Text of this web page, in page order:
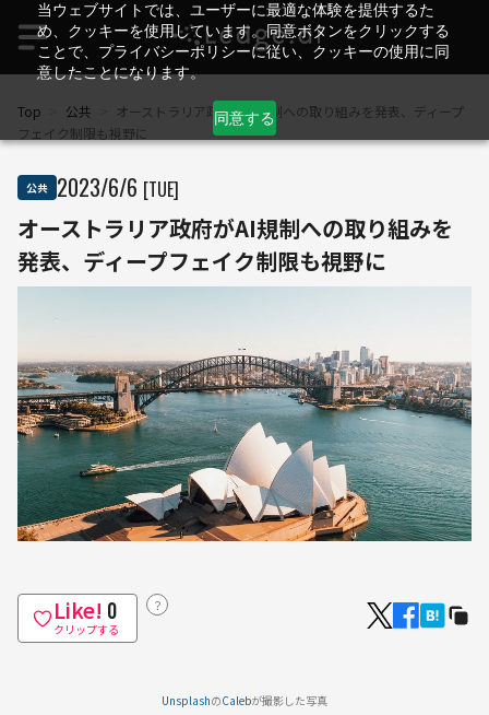
当ウェブサイトでは、ユーザーに最適な体験を提供するた
め、クッキーを使用しています。同意ボタンをクリックする
ことで、プライバシーポリシーに従い、クッキーの使用に同
意したことになります。
同意する
Top 公共
オーストラリア政府がAI規制への取り組みを発表、ディープ
フェイク制限も視野に
公共 2023/6/6 [TUE]
オーストラリア政府がAI規制への取り組みを
発表、ディープフェイク制限も視野に
Like! 0
クリップする
？
UnsplashのCalebが撮影した写真